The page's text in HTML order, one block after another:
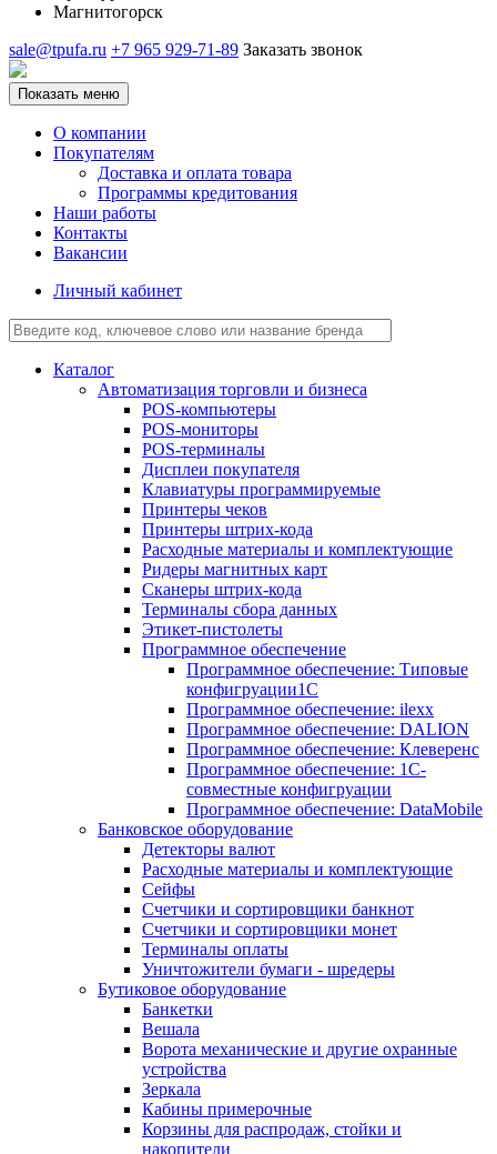
Магнитогорск
sale@tpufa.ru +7 965 929-71-89 Заказать звонок
Показать меню
О компании
Покупателям
Доставка и оплата товара
Программы кредитования
Наши работы
Контакты
Вакансии
Личный кабинет
Каталог
Автоматизация торговли и бизнеса
POS-компьютеры
POS-мониторы
POS-терминалы
Дисплеи покупателя
Клавиатуры программируемые
Принтеры чеков
Принтеры штрих-кода
Расходные материалы и комплектующие
Ридеры магнитных карт
Сканеры штрих-кода
Терминалы сбора данных
Этикет-пистолеты
Программное обеспечение
Программное обеспечение: Типовые
конфигруации1С
Программное обеспечение: ilexx
Программное обеспечение: DALION
Программное обеспечение: Клеверенс
Программное обеспечение: 1С-
совместные конфигруации
Программное обеспечение: DataMobile
Банковское оборудование
Детекторы валют
Расходные материалы и комплектующие
Сейфы
Счетчики и сортировщики банкнот
Счетчики и сортировщики монет
Терминалы оплаты
Уничтожители бумаги - шредеры
Бутиковое оборудование
Банкетки
Вешала
Ворота механические и другие охранные
устройства
Зеркала
Кабины примерочные
Корзины для распродаж, стойки и
накопители